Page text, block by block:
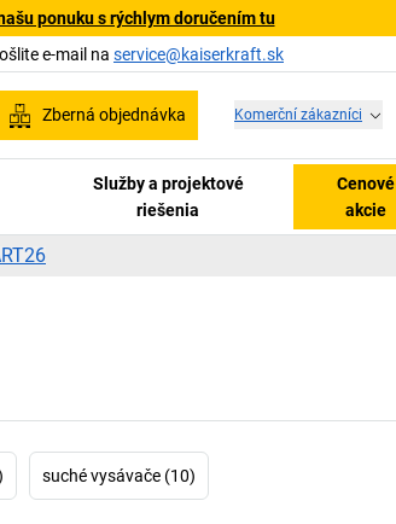
ponuku s rýchlym doručením tu
e-mail na service@kaiserkraft.sk
Zberná objednávka Komerční zákazníci
Služby a projektové
riešenia
Cenové
akcie
suché vysávače (10)